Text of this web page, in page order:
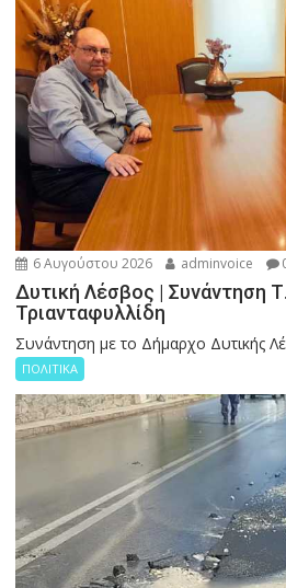
6 Αυγούστου 2026 adminvoice
Δυτική Λέσβος | Συνάντηση
Τριανταφυλλίδη
Συνάντηση με το Δήμαρχο Δυτικής
ΠΟΛΙΤΙΚΑ